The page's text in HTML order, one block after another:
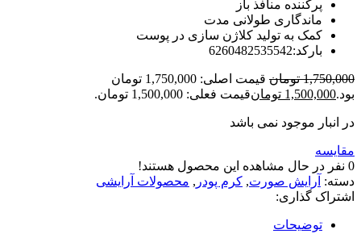
پرکننده منافذ باز
ماندگاری طولانی مدت
کمک به تولید کلاژن سازی در پوست
بارکد:6260482535542
1,750,000 تومان
قیمت اصلی: 1,750,000 تومان
بود.1,500,000 تومانقیمت فعلی: 1,500,000 تومان.
در انبار موجود نمی باشد
مقایسه
0 نفر در حال مشاهده این محصول هستند!
دسته: آرایش صورت, کرم پودر , محصولات آرایشی
اشتراک گذاری:
توضیحات